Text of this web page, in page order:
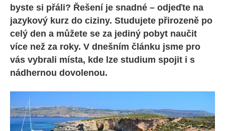
byste si přáli? Řešení je snadné – odjeďte na
jazykový kurz do ciziny. Studujete přirozeně po
celý den a můžete se za jediný pobyt naučit
více než za roky. V dnešním článku jsme pro
vás vybrali místa, kde lze studium spojit i s
nádhernou dovolenou.